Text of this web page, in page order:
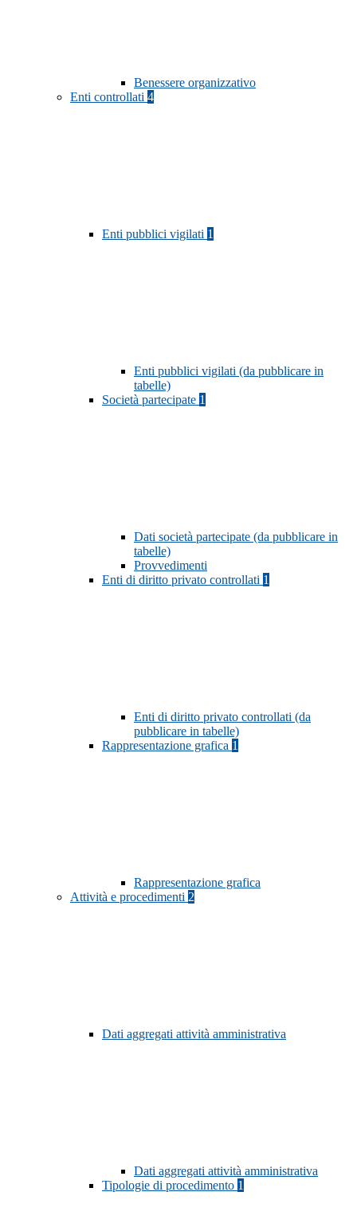
Benessere organizzativo
Enti controllati 4
Enti pubblici vigilati 1
Enti pubblici vigilati (da pubblicare in
tabelle)
Società partecipate 1
Dati società partecipate (da pubblicare in
tabelle)
Provvedimenti
Enti di diritto privato controllati 1
Enti di diritto privato controllati (da
pubblicare in tabelle)
Rappresentazione grafica 1
Rappresentazione grafica
Attività e procedimenti 2
Dati aggregati attività amministrativa
Dati aggregati attività amministrativa
Tipologie di procedimento 1